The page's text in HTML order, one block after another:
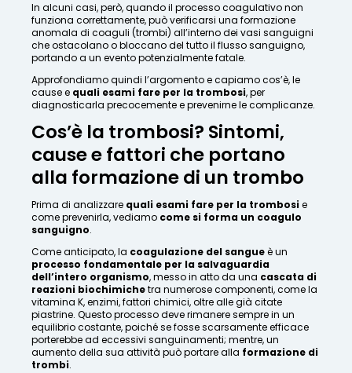
In alcuni casi, però, quando il processo coagulativo non
funziona correttamente, può verificarsi una formazione
anomala di coaguli (trombi) all’interno dei vasi sanguigni
che ostacolano o bloccano del tutto il flusso sanguigno,
portando a un evento potenzialmente fatale.
Approfondiamo quindi l’argomento e capiamo cos’è, le
cause e quali esami fare per la trombosi, per
diagnosticarla precocemente e prevenirne le complicanze.
Cos’è la trombosi? Sintomi,
cause e fattori che portano
alla formazione di un trombo
Prima di analizzare quali esami fare per la trombosie
come prevenirla, vediamo come si forma un coagulo
sanguigno.
Come anticipato, la coagulazione del sangueè un
processo fondamentale per la salvaguardia
dell’intero organismo, messo in atto da una cascata di
reazioni biochimichetra numerose componenti, come la
vitamina K, enzimi, fattori chimici, oltre alle già citate
piastrine. Questo processo deve rimanere sempre in un
equilibrio costante, poiché se fosse scarsamente efficace
porterebbe ad eccessivi sanguinamenti; mentre, un
aumento della sua attività può portare alla formazione di
trombi.